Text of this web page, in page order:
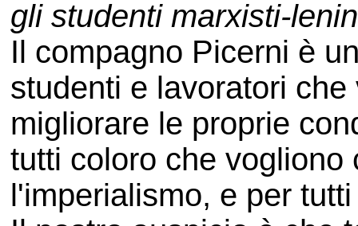
gli studenti marxisti-
Il compagno Picerni è
studenti e lavoratori
migliorare le proprie
tutti coloro che
l'imperialismo, e per